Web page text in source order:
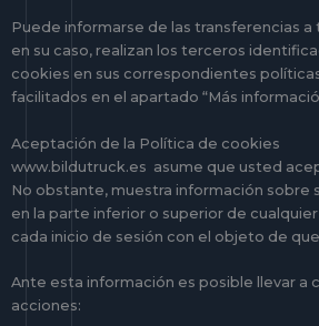
Puede informarse de las transferencias
en su caso, realizan los terceros
cookies en sus correspondientes
facilitados en el apartado “Más
Aceptación de la Política de cookies
www.bildutruck.es asume que usted
No obstante, muestra información sobre
en la parte inferior o superior de
cada inicio de sesión con el objeto de
Ante esta información es posible llevar a
acciones: